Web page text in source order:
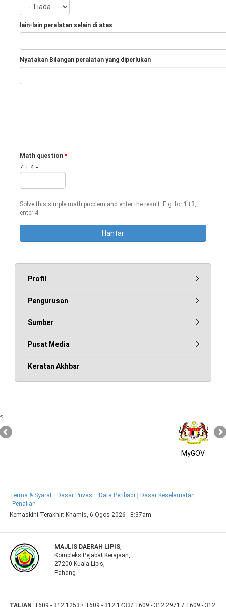
lain-lain peralatan selain di atas
Nyatakan Bilangan peralatan yang diperlukan
Math question*
7 + 4 =
Solve this simple math problem and enter the result. E.g. for 1+3,
enter 4.
Profil
Pengurusan
Sumber
Pusat Media
Keratan Akhbar
<
MyGOV
Terma & Syarat Dasar Privasi Data Peribadi
Dasar Keselamatan
Penafian
Kemaskini Terakhir: Khamis, 6 Ogos 2026 - 8:37am
MAJLIS DAERAH LIPIS,
Kompleks Pejabat Kerajaan,
27200 Kuala Lipis,
Pahang
TALIAN +609 - 312 1253 / +609 - 312 1433/ +609 - 312 2971 / +609 - 312